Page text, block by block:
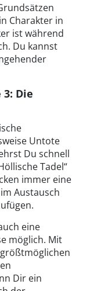
Charakter in
ist während
Du kannst
Die
Untote
Du schnell
Tadel“
immer eine
Austausch
eine
möglich. Mit
Dir ein